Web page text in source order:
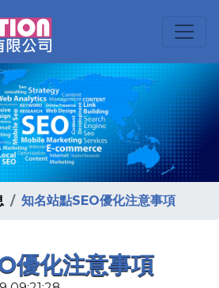
知名站點SEO優化注意事項
優化注意事項